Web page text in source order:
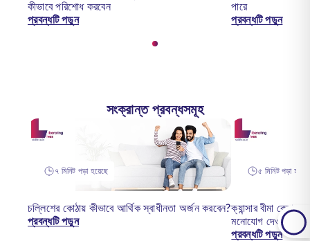
কীভাবে পরিশোধ করবেন
প্রবন্ধটি পড়ুন
পারে
প্রবন্ধটি পড়ুন
সংক্রান্ত প্রবন্ধসমূহ
৭ মিনিট পড়া হয়েছে
চল্লিশের কোঠায় কীভাবে আর্থিক স্বাধীনতা অর্জন করবেন?
প্রবন্ধটি পড়ুন
৫ মিনিট পড়া
ক্যান্সার বীমা
মনোযোগ দেওয়া
প্রবন্ধটি পড়ুন